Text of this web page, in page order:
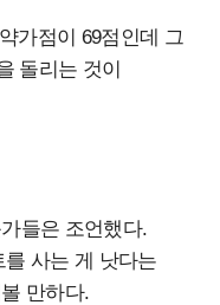
가점이 69점인데 그
돌리는 것이
들은 조언했다.
사는 게 낫다는
만하다.